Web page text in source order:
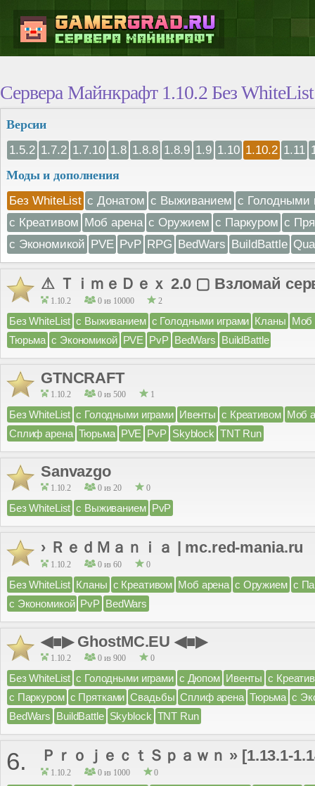
Сервера Майнкрафт 1.10.2 Без WhiteList
Версии
1.5.2 1.7.2 1.7.10 1.8 1.8.8 1.8.9 1.9 1.10 1.10.2 1.11
Моды и дополнения
Без WhiteList с Донатом с Выживанием с Голодными
с Креативом Моб арена с Оружием с Паркуром с
с Экономикой PVE PvP RPG BedWars BuildBattle
⚠ ＴｉｍｅＤｅｘ 2.0 ▢ Взломай
1.10.2 0 из 10000 2
Без WhiteList с Выживанием с Голодными играми Кланы Моб
Тюрьма с Экономикой PVE PvP BedWars BuildBattle
GTNCRAFT
1.10.2 0 из 500 1
Без WhiteList с Голодными играми Ивенты с Креативом Моб
Сплиф арена Тюрьма PVE PvP Skyblock TNT Run
Sanvazgo
1.10.2 0 из 20 0
Без WhiteList с Выживанием PvP
› ＲｅｄＭａｎｉａ | mc.red-mania.ru
1.10.2 0 из 60 0
Без WhiteList Кланы с Креативом Моб арена с Оружием с
с Экономикой PvP BedWars
◀■▶ GhostMC.EU ◀■▶
1.10.2 0 из 900 0
Без WhiteList с Голодными играми с Дюпом Ивенты с
с Паркуром с Прятками Свадьбы Сплиф арена Тюрьма с
BedWars BuildBattle Skyblock TNT Run
6. ＰｒｏｊｅｃｔＳｐａｗｎ » [1.13.1-
1.10.2 0 из 1000 0